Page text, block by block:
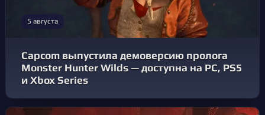
5 августа
Capcom выпустила демоверсию пролога
Monster Hunter Wilds — доступна на PC, PS5
и Xbox Series